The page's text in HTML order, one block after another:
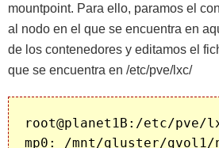
mountpoint. Para ello, paramos el
al nodo en el que se encuentra en
de los contenedores y editamos el
que se encuentra en /etc/pve/lxc/
root@planet1B:/etc/pve/